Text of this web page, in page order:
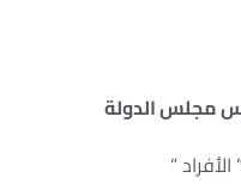
مجلس الدولة
”